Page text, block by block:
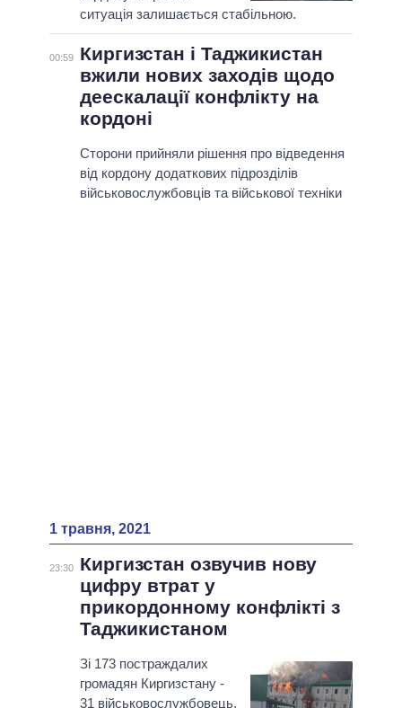
ситуація залишається стабільною.
00:59
Киргизстан і Таджикистан
вжили нових заходів щодо
деескалації конфлікту на
кордоні
Сторони прийняли рішення про відведення
від кордону додаткових підрозділів
військовослужбовців та військової техніки
1 травня, 2021
23:30
Киргизстан озвучив нову
цифру втрат у
прикордонному конфлікті з
Таджикистаном
Зі 173 постраждалих
громадян Киргизстану -
31 військовослужбовець,